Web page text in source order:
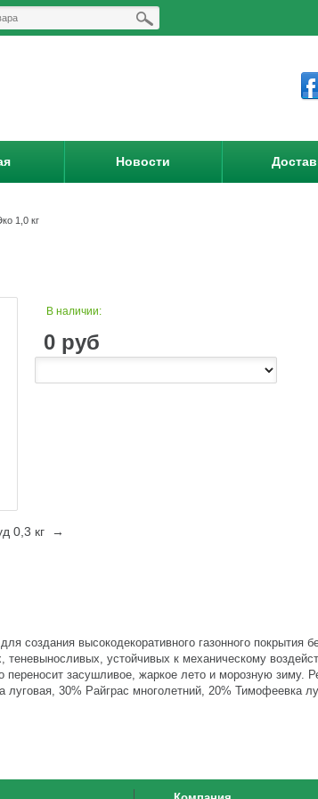
Новости
1,0 кг
В наличии:
0 руб
0,3 кг →
создания высокодекоративного газонного покрытия
устойчивых к механическому
засушливое, жаркое лето и морозную зиму.
30% Райграс многолетний, 20% Тимофеевка